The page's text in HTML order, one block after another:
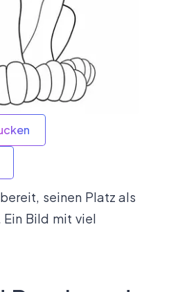
seinen Platz als
Ein Bild mit viel